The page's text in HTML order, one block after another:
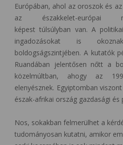
Európában, ahol az oroszok és
az északkelet-európai
képest túlsúlyban van. A
ingadozásokat is
boldogságszintjében. A kutatók
Ruandában jelentősen nőtt a
közelmúltban, ahogy az
elenyésznek. Egyiptomban
észak-afrikai ország gazdasági
Nos, sokakban felmerülhet a
tudományosan kutatni, amikor